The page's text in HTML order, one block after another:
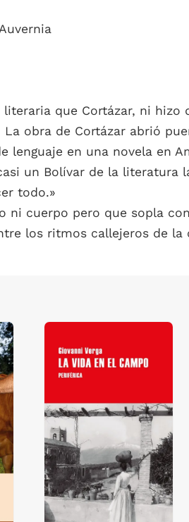
que Cortázar, ni
obra de Cortázar abrió
lenguaje en una novela en
un Bolívar de la literatura
todo.»
ni cuerpo pero que sopla
los ritmos callejeros de